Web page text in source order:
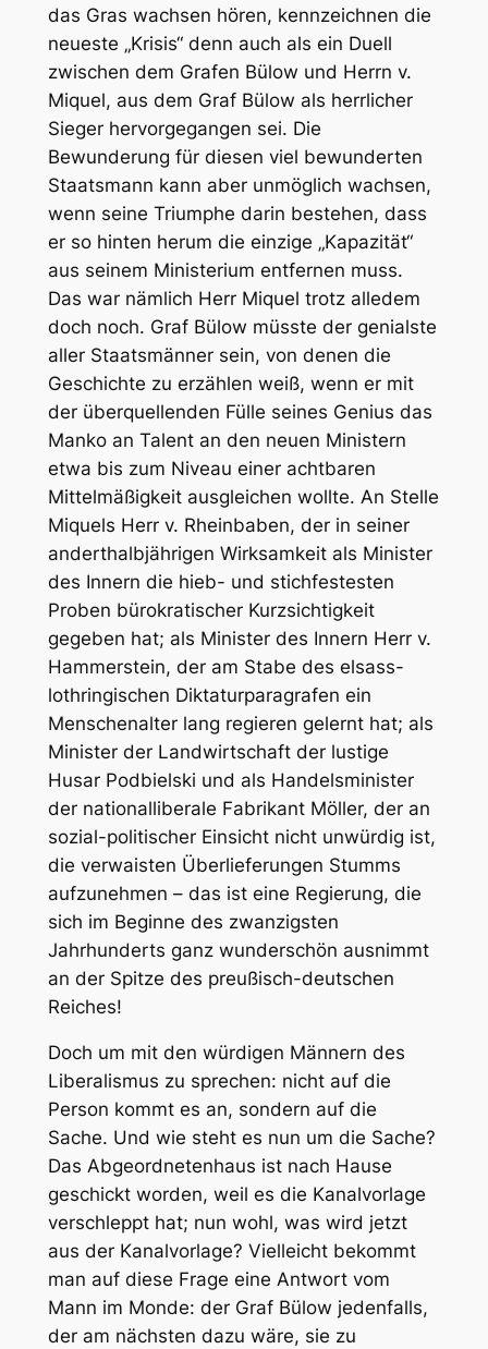
das Gras wachsen hören, kennzeichnen die
neueste „Krisis“ denn auch als ein Duell
zwischen dem Grafen Bülow und Herrn v.
Miquel, aus dem Graf Bülow als herrlicher
Sieger hervorgegangen sei. Die
Bewunderung für diesen viel bewunderten
Staatsmann kann aber unmöglich wachsen,
wenn seine Triumphe darin bestehen, dass
er so hinten herum die einzige „Kapazität“
aus seinem Ministerium entfernen muss.
Das war nämlich Herr Miquel trotz alledem
doch noch. Graf Bülow müsste der genialste
aller Staatsmänner sein, von denen die
Geschichte zu erzählen weiß, wenn er mit
der überquellenden Fülle seines Genius das
Manko an Talent an den neuen Ministern
etwa bis zum Niveau einer achtbaren
Mittelmäßigkeit ausgleichen wollte. An Stelle
Miquels Herr v. Rheinbaben, der in seiner
anderthalbjährigen Wirksamkeit als Minister
des Innern die hieb- und stichfestesten
Proben bürokratischer Kurzsichtigkeit
gegeben hat; als Minister des Innern Herr v.
Hammerstein, der am Stabe des elsass-
lothringischen Diktaturparagrafen ein
Menschenalter lang regieren gelernt hat; als
Minister der Landwirtschaft der lustige
Husar Podbielski und als Handelsminister
der nationalliberale Fabrikant Möller, der an
sozial-politischer Einsicht nicht unwürdig ist,
die verwaisten Überlieferungen Stumms
aufzunehmen – das ist eine Regierung, die
sich im Beginne des zwanzigsten
Jahrhunderts ganz wunderschön ausnimmt
an der Spitze des preußisch-deutschen
Reiches!
Doch um mit den würdigen Männern des
Liberalismus zu sprechen: nicht auf die
Person kommt es an, sondern auf die
Sache. Und wie steht es nun um die Sache?
Das Abgeordnetenhaus ist nach Hause
geschickt worden, weil es die Kanalvorlage
verschleppt hat; nun wohl, was wird jetzt
aus der Kanalvorlage? Vielleicht bekommt
man auf diese Frage eine Antwort vom
Mann im Monde: der Graf Bülow jedenfalls,
der am nächsten dazu wäre, sie zu